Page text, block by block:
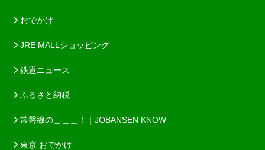
おでかけ
JRE MALLショッピング
鉄道ニュース
ふるさと納税
常磐線の＿＿＿！｜JOBANSEN KNOW
東京 おでかけ